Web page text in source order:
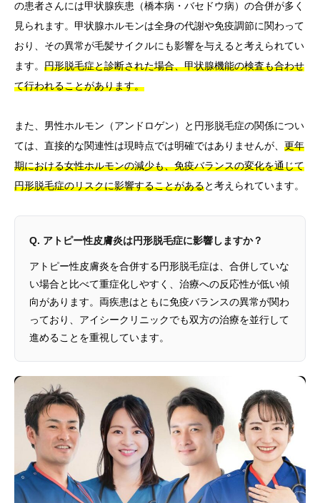
の患者さんには甲状腺疾患（橋本病・バセドウ病）の合併が多く
見られます。甲状腺ホルモンは全身の代謝や免疫調節に関わって
おり、その異常が毛髪サイクルにも影響を与えると考えられてい
ます。 円形脱毛症と診断された場合、甲状腺機能の検査も合わせ
て行われることがあります。
また、男性ホルモン（アンドロゲン）と円形脱毛症の関係につい
ては、直接的な関連性は現時点では明確ではありませんが、 更年
期における女性ホルモンの減少も、免疫バランスの変化を通じて
円形脱毛症のリスクに影響することがあると考えられています。
Q. アトピー性皮膚炎は円形脱毛症に影響しますか？
アトピー性皮膚炎を合併する円形脱毛症は、合併していな
い場合と比べて重症化しやすく、治療への反応性が低い傾
向があります。両疾患はともに免疫バランスの異常が関わ
っており、アイシークリニックでも双方の治療を並行して
進めることを重視しています。